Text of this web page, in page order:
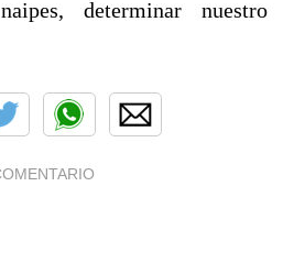
determinar nuestro